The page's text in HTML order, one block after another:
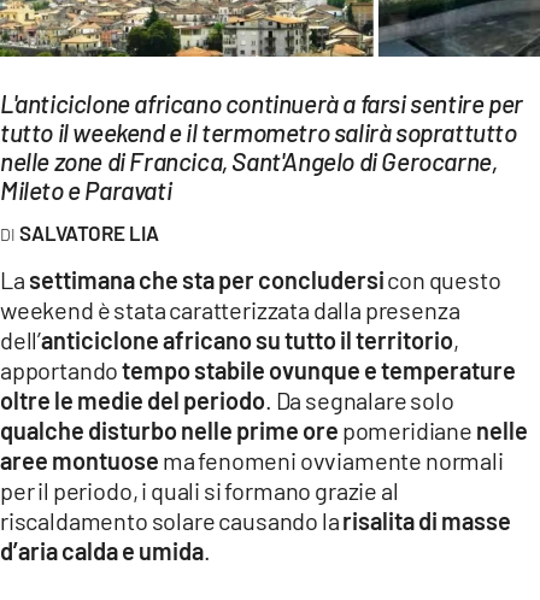
LAC TV
LAC ONAIR
LaC
LACTV.IT
LACONAIR.IT
LACITYMAG.IT
ILREGGINO.IT
COSENZACHANNEL.IT
ILVIBONESE.IT
L'anticiclone africano continuerà a farsi sentire per
tutto il weekend e il termometro salirà soprattutto
nelle zone di Francica, Sant'Angelo di Gerocarne,
Mileto e Paravati
SALVATORE LIA
La settimana che sta per concludersicon questo
weekend è stata caratterizzata dalla presenza
dell’anticiclone africano su tutto il territorio,
apportandotempo stabile ovunque e temperature
oltre le medie del periodo . Da segnalare solo
qualche disturbo nelle prime ore pomeridiane nelle
aree montuose ma fenomeni ovviamente normali
per il periodo, i quali si formano grazie al
riscaldamento solare causando larisalita di masse
d’aria calda e umida